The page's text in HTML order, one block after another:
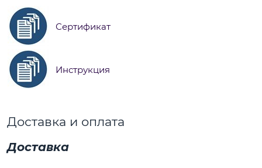
Сертификат
Инструкция
Доставка и оплата
Доставка